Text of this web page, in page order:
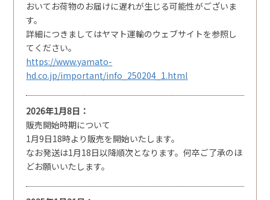
おいてお荷物のお届けに遅れが生じる可能性がございま
す。
詳細につきましてはヤマト運輸のウェブサイトを参照し
てください。
https://www.yamato-
hd.co.jp/important/info_250204_1.html
2026年1月8日
販売開始時期について
1月9日18時より販売を開始いたします。
なお発送は1月18日以降順次となります。何卒ご了承のほ
どお願いいたします。